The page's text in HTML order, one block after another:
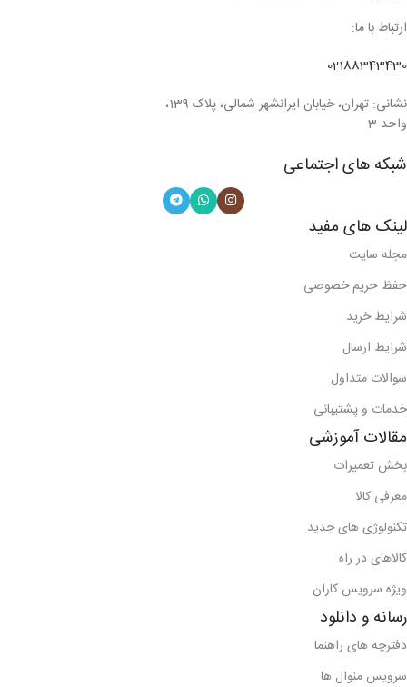
ارتباط با ما:
02188343430
نشانی: تهران، خیابان ایرانشهر شمالی، پلاک 139،
واحد 3
شبکه های اجتماعی
لینک های مفید
مجله سایت
حفظ حریم خصوصی
شرایط خرید
شرایط ارسال
سوالات متداول
خدمات و پشتیبانی
مقالات آموزشی
بخش تعمیرات
معرفی کالا
تکنولوژی های جدید
کالاهای در راه
ویژه سرویس کاران
رسانه و دانلود
دفترچه های راهنما
سرویس منوال ها